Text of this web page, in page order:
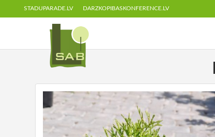
STADUPARADE.LV DARZKOPIBASKONFERENCE.LV